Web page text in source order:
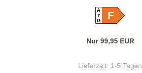
A
GF
Nur 99,95 EUR
Lieferzeit: 1-5 Tagen